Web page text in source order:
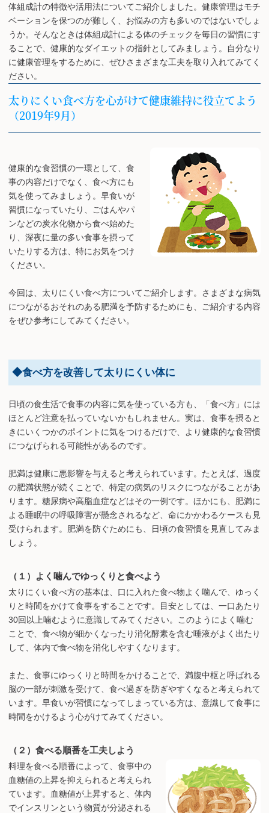
体組成計の特徴や活用法についてご紹介しました。健康管理はモチ
ベーションを保つのが難しく、お悩みの方も多いのではないでしょ
うか。そんなときは体組成計による体のチェックを毎日の習慣にす
ることで、健康的なダイエットの指針としてみましょう。自分なり
に健康管理をするために、ぜひさまざまな工夫を取り入れてみてく
ださい。
太りにくい食べ方を心がけて健康維持に役立てよう
（2019年9月）
健康的な食習慣の一環として、食
事の内容だけでなく、食べ方にも
気を使ってみましょう。早食いが
習慣になっていたり、ごはんやパ
ンなどの炭水化物から食べ始めた
り、深夜に量の多い食事を摂って
いたりする方は、特にお気をつけ
ください。
今回は、太りにくい食べ方についてご紹介します。さまざまな病気
につながるおそれのある肥満を予防するためにも、ご紹介する内容
をぜひ参考にしてみてください。
◆食べ方を改善して太りにくい体に
日頃の食生活で食事の内容に気を使っている方も、「食べ方」には
ほとんど注意を払っていないかもしれません。実は、食事を摂ると
きにいくつかのポイントに気をつけるだけで、より健康的な食習慣
につなげられる可能性があるのです。
肥満は健康に悪影響を与えると考えられています。たとえば、過度
の肥満状態が続くことで、特定の病気のリスクにつながることがあ
ります。糖尿病や高脂血症などはその一例です。ほかにも、肥満に
よる睡眠中の呼吸障害が懸念されるなど、命にかかわるケースも見
受けられます。肥満を防ぐためにも、日頃の食習慣を見直してみま
しょう。
（１）よく噛んでゆっくりと食べよう
太りにくい食べ方の基本は、口に入れた食べ物よく噛んで、ゆっく
りと時間をかけて食事をすることです。目安としては、一口あたり
30回以上噛むように意識してみてください。このようによく噛む
ことで、食べ物が細かくなったり消化酵素を含む唾液がよく出たり
して、体内で食べ物を消化しやすくなります。
また、食事にゆっくりと時間をかけることで、満腹中枢と呼ばれる
脳の一部が刺激を受けて、食べ過ぎを防ぎやすくなると考えられて
います。早食いが習慣になってしまっている方は、意識して食事に
時間をかけるよう心がけてみてください。
（２）食べる順番を工夫しよう
料理を食べる順番によって、食事中の
血糖値の上昇を抑えられると考えられ
ています。血糖値が上昇すると、体内
でインスリンという物質が分泌される